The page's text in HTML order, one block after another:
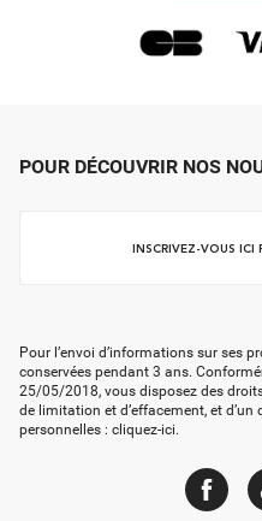
POUR DÉCOUVRIR NOS
*Pour l’envoi d’informations sur ses
conservées pendant 3 ans.
25/05/2018, vous disposez des
de limitation et d’effacement, et
personnelles : cliquez-ici.